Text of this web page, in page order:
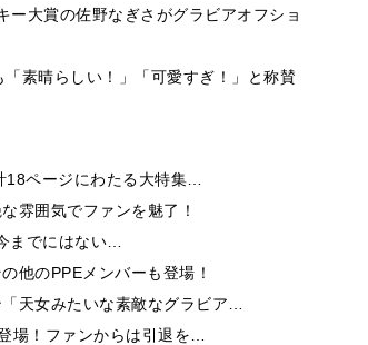
ー大賞の佐野なぎさがグラビアオフショ
素晴らしい！」「可愛すぎ！」と称賛
ページにわたる大特集…
雰囲気でファンを魅了！
までにはない…
他のPPEメンバーも登場！
天女みたいな素敵なグラビア…
場！ファンからは引退を…